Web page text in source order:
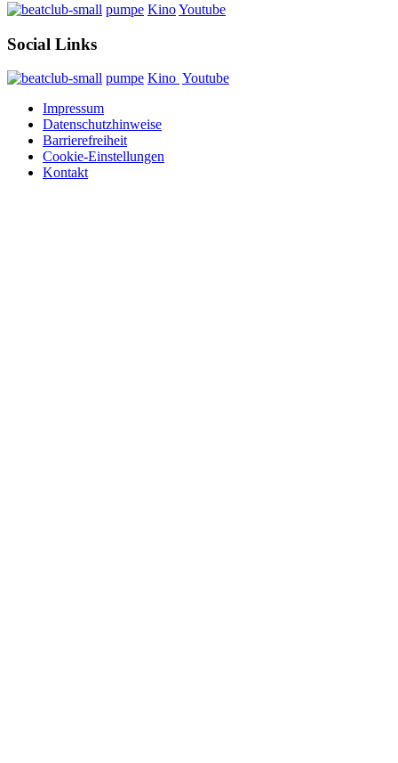
pumpe KinoYoutube
Social Links
pumpe Kino Youtube
Impressum
Datenschutzhinweise
Barrierefreiheit
Cookie-Einstellungen
Kontakt